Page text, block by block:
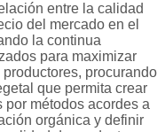
entre la calidad
del mercado en el
la continua
para maximizar
procurando
que permita crear
métodos acordes a
orgánica y definir